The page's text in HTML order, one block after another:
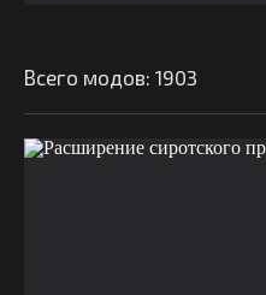
Всего модов: 1903